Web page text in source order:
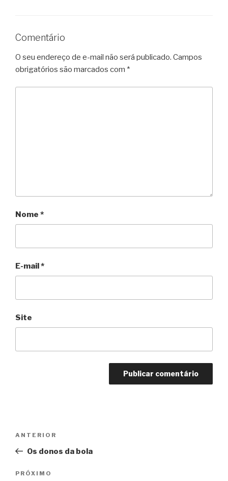
Comentário
O seu endereço de e-mail não será publicado. Campos
obrigatórios são marcados com *
Nome *
E-mail*
Site
Post
Anterior
ANTERIOR
Os donos da bola
Próximo
PRÓXIMO